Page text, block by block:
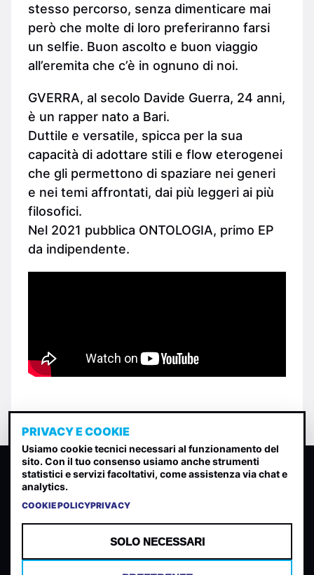
stesso percorso, senza dimenticare mai
però che molte di loro preferiranno farsi
un selfie. Buon ascolto e buon viaggio
all’eremita che c’è in ognuno di noi.
GVERRA, al secolo Davide Guerra, 24 anni,
è un rapper nato a Bari.
Duttile e versatile, spicca per la sua
capacità di adottare stili e flow eterogenei
che gli permettono di spaziare nei generi
e nei temi affrontati, dai più leggeri ai più
filosofici.
Nel 2021 pubblica ONTOLOGIA, primo EP
da indipendente.
CLASSIFICA INDIE
Classifica per indice di gradimento generata dall analisi di
TERMINI E CONDIZIONI PRIVACY POLICY
PRIVACY E COOKIE
Usiamo cookie tecnici necessari al funzionamento del
sito. Con il tuo consenso usiamo anche strumenti
statistici e servizi facoltativi, come assistenza via chat e
analytics.
COOKIE POLICYPRIVACY
SOLO NECESSARI